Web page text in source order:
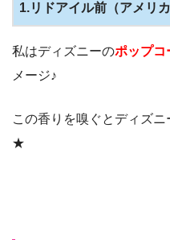
1.リドアイル前（アメリ
私はディズニーのポップコ
メージ♪
この香りを嗅ぐとディズ
★